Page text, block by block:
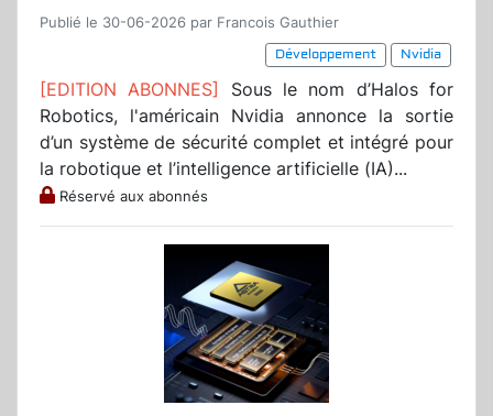
Publié le 30-06-2026 par Francois Gauthier
Développement
Nvidia
[EDITION ABONNES] Sous le nom d’Halos for
Robotics, l'américain Nvidia annonce la sortie
d’un système de sécurité complet et intégré pour
la robotique et l’intelligence artificielle (IA)...
Réservé aux abonnés